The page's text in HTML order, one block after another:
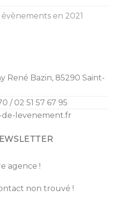
en 2021
René Bazin, 85290 Saint-
/ 02 51 57 67 95
de-levenement.fr
agence !
non trouvé !